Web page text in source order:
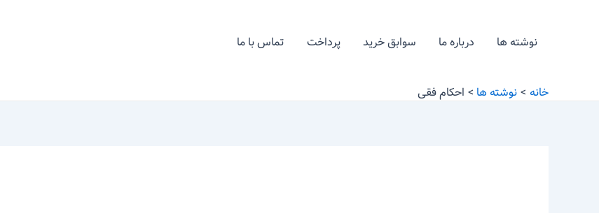
نوشته ها درباره ما سوابق خرید پرداخت تماس با ما
خانه نوشته ها احکام فقی